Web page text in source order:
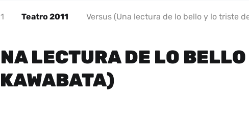
Teatro 2011 Versus (Una lectura de lo bello y lo triste
LECTURA DE LO BELLO